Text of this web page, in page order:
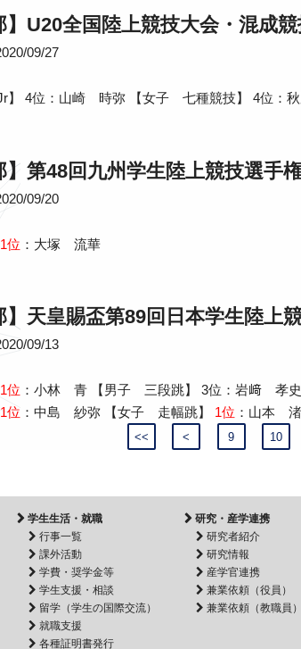
】U20全国陸上競技大会・混成
09/27
】 4位：山崎 時弥 【女子 七種競技】 4位：
】第48回九州学生陸上競技選手
09/20
1位 ：大塚 流華
】天皇賜盃第89回日本学生陸上
09/13
1位 ：小林 青 【男子 三段跳】 3位：岩﨑 孝
1位 ：中島 紗弥 【女子 走幅跳】 1位 ：山本
<< < 9 10
学生生活・就職
行事一覧
課外活動
学費・奨学金等
学生支援・相談
留学（学生の国際交流）
就職支援
各種証明書発行
研究・産学連携
研究者紹介
研究情報
産学官連携
兼業依頼（役員）
兼業依頼（教職員）